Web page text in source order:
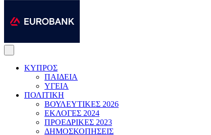
ΚΥΠΡΟΣ
ΠΑΙΔΕΙΑ
ΥΓΕΙΑ
ΠΟΛΙΤΙΚΗ
ΒΟΥΛΕΥΤΙΚΕΣ 2026
ΕΚΛΟΓΕΣ 2024
ΠΡΟΕΔΡΙΚΕΣ 2023
ΔΗΜΟΣΚΟΠΗΣΕΙΣ